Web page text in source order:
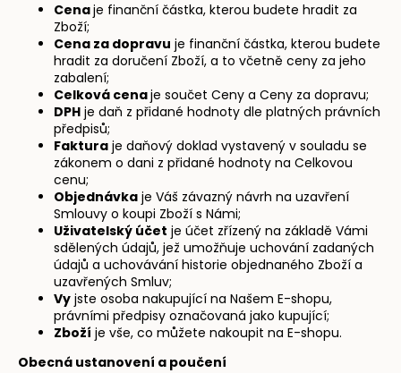
Cenaje finanční částka, kterou budete hradit za
Zboží;
Cena za dopravu je finanční částka, kterou budete
hradit za doručení Zboží, a to včetně ceny za jeho
zabalení;
Celková cenaje součet Ceny a Ceny za dopravu;
DPH je daň z přidané hodnoty dle platných právních
předpisů;
Faktura je daňový doklad vystavený v souladu se
zákonem o dani z přidané hodnoty na Celkovou
cenu;
Objednávka je Váš závazný návrh na uzavření
Smlouvy o koupi Zboží s Námi;
Uživatelský účet je účet zřízený na základě Vámi
sdělených údajů, jež umožňuje uchování zadaných
údajů a uchovávání historie objednaného Zboží a
uzavřených Smluv;
Vy jste osoba nakupující na Našem E-shopu,
právními předpisy označovaná jako kupující;
Zboží je vše, co můžete nakoupit na E-shopu.
Obecná ustanovení a poučení
SNÍDAŇOVÉ
SKOŘICOVÉ
COOKIE
PLNĚNÉ
80G